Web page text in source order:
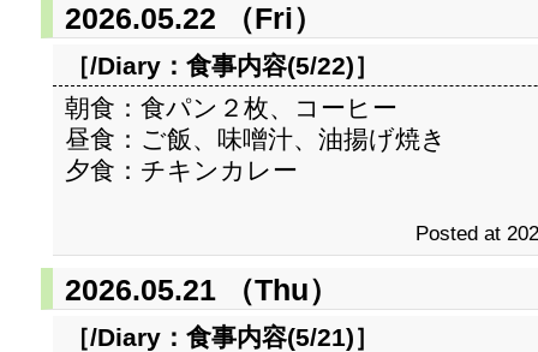
2026.05.22 （Fri）
［/Diary： 食事内容(5/22)］
朝食：食パン２枚、コーヒー
昼食：ご飯、味噌汁、油揚げ焼き
夕食：チキンカレー
Posted at
2026.05.21 （Thu）
［/Diary： 食事内容(5/21)］